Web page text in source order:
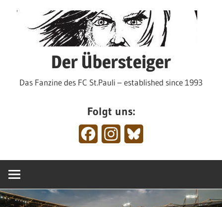
Der Übersteiger
Das Fanzine des FC St.Pauli – established since 1993
Folgt uns:
FacebookInstagram